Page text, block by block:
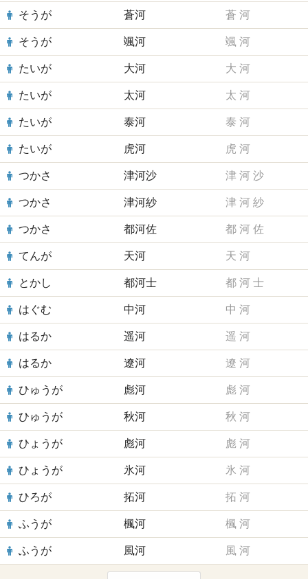
そうが 蒼河 蒼 河
そうが 颯河 颯 河
たいが 大河 大 河
たいが 太河 太 河
たいが 泰河 泰 河
たいが 虎河 虎 河
つかさ 津河沙 津 河 沙
つかさ 津河紗 津 河 紗
つかさ 都河佐 都 河 佐
てんが 天河 天 河
とかし 都河士 都 河 士
はぐむ 中河 中 河
はるか 遥河 遥 河
はるか 遼河 遼 河
ひゅうが 彪河 彪 河
ひゅうが 秋河 秋 河
ひょうが 彪河 彪 河
ひょうが 氷河 氷 河
ひろが 拓河 拓 河
ふうが 楓河 楓 河
ふうが 風河 風 河